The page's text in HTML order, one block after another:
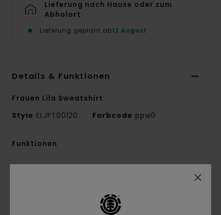
Lieferung nach Hause oder zum
Abholort
Lieferung geplant ab12 August
Details & Funktionen
Frauen Lila Sweatshirt
Style ELJFT00120 Farbcode ppw0
Funktionen
Baumwolle, 20 % recycelte Polyestermischung,
ungebürsteter French Terry Stoff [350 g/m2]